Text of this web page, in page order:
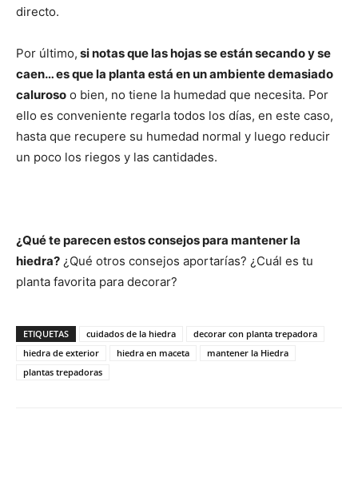
directo.
Por último, si notas que las hojas se están secando y se
caen… es que la planta está en un ambiente demasiado
caluroso o bien, no tiene la humedad que necesita. Por
ello es conveniente regarla todos los días, en este caso,
hasta que recupere su humedad normal y luego reducir
un poco los riegos y las cantidades.
¿Qué te parecen estos consejos para mantener la
hiedra? ¿Qué otros consejos aportarías? ¿Cuál es tu
planta favorita para decorar?
ETIQUETAS cuidados de la hiedra
decorar con planta trepadora
hiedra de exterior
hiedra en maceta
mantener la Hiedra
plantas trepadoras